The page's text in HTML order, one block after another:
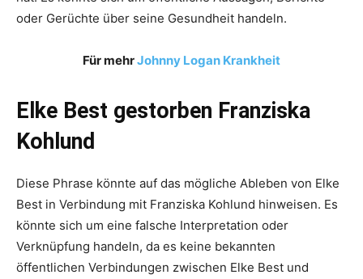
oder Gerüchte über seine Gesundheit handeln.
Für mehrJohnny Logan Krankheit
Elke Best gestorben Franziska
Kohlund
Diese Phrase könnte auf das mögliche Ableben von Elke
Best in Verbindung mit Franziska Kohlund hinweisen. Es
könnte sich um eine falsche Interpretation oder
Verknüpfung handeln, da es keine bekannten
öffentlichen Verbindungen zwischen Elke Best und